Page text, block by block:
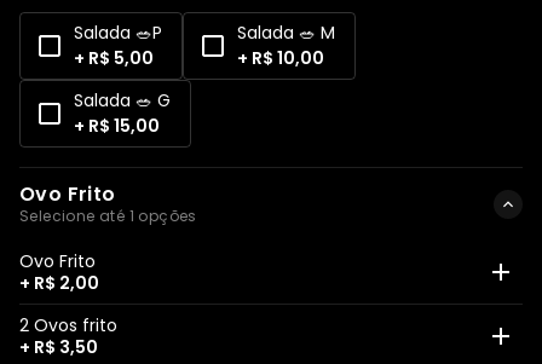
Salada 🥗P
+ R$ 5,00
Salada 🥗 M
+ R$ 10,00
Salada 🥗 G
+ R$ 15,00
Ovo Frito
Selecione até 1 opções
Ovo Frito
+ R$ 2,00
2 Ovos frito
+ R$ 3,50